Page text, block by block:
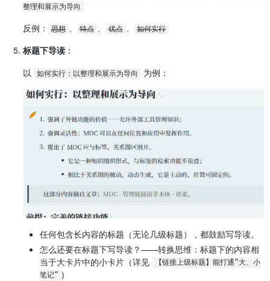
整理和展示为导向
反例： 思想 、 特点 、 优点 、 如何实行
标题下导读 ：
以
如何实行：以整理和展示为导向 为例：
任何包含长内容的标题（无论几级标题），都鼓励写导读。
怎么还要在标题下写导读？——转换思维：标题下的内容相
当于大卡片中的小卡片（详见
【链接上级标题】能打通“大、小
笔记” )